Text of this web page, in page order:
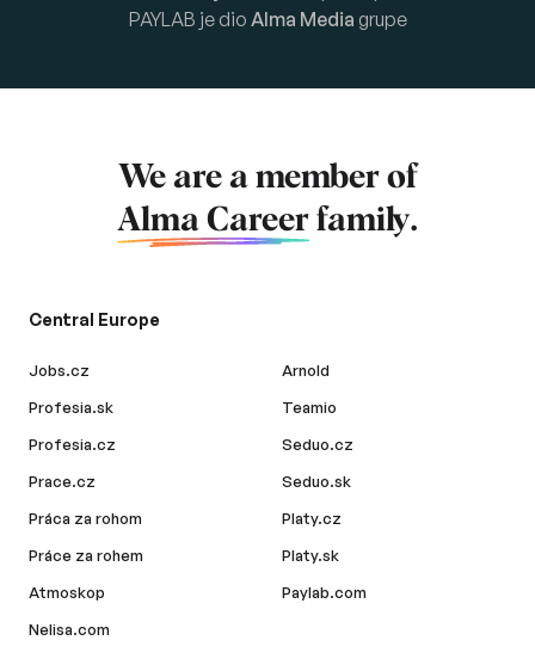
PAYLAB je dio Alma Media grupe
We are a member of
Alma Career family.
Central Europe
Jobs.cz
Profesia.sk
Profesia.cz
Prace.cz
Práca za rohom
Práce za rohem
Atmoskop
Nelisa.com
Arnold
Teamio
Seduo.cz
Seduo.sk
Platy.cz
Platy.sk
Paylab.com